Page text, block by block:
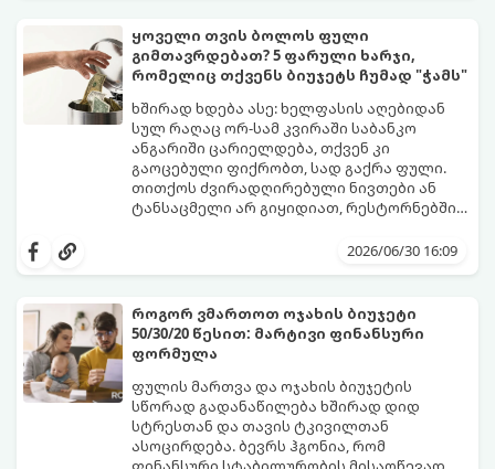
წარმოების ყოველი ეტაპის
ოპტიმიზაციაში.
ყოველი თვის ბოლოს ფული
გიმთავრდებათ? 5 ფარული ხარჯი,
რომელიც თქვენს ბიუჯეტს ჩუმად "ჭამს"
ხშირად ხდება ასე: ხელფასის აღებიდან
სულ რაღაც ორ-სამ კვირაში საბანკო
ანგარიში ცარიელდება, თქვენ კი
გაოცებული ფიქრობთ, სად გაქრა ფული.
თითქოს ძვირადღირებული ნივთები ან
ტანსაცმელი არ გიყიდიათ, რესტორნებშიც
მსხვილი საყიდლები კი არ აცარიელებს,
ფინანსისტები „ფარულ ხარჯებს“ უწოდებენ
- ისინი ჩუმად, ყოველდღე იპარავენ თქვენს
ფულს და თვის ბოლოს სოლიდურ თანხად
გროვდებიან.
გთავაზობთ 5 ყველაზე გავრცელებულ
ფარულ ხარჯს, რომელთა კონტროლიც
ფინანსურ სტაბილურობას
დაგიბრუნებთ:
2026/06/30 16:09
როგორ ვმართოთ ოჯახის ბიუჯეტი
50/30/20 წესით: მარტივი ფინანსური
ფორმულა
ფულის მართვა და ოჯახის ბიუჯეტის
სწორად გადანაწილება ხშირად დიდ
სტრესთან და თავის ტკივილთან
ასოცირდება. ბევრს ჰგონია, რომ